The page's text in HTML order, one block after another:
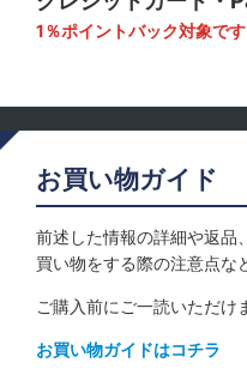
1％ポイントバック対象です
お買い物ガイド
前述した情報の詳細や返品
買い物をする際の注意点な
ご購入前にご一読いただけ
お買い物ガイドはコチラ